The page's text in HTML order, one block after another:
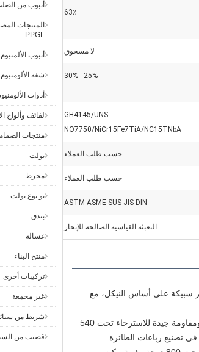
أنبوب من
PPGL
أنبوب الألمنيوم
شفة الألومنيوم
أدوات
لفائف وألواح
منتجات
بولت
مخرط
يو نوع بولت
بندق
غسالة
منتج البناء
تركيبات أخرى
غير مجمعة
شريط من
قضيب من
63٪
لا مسحوق
25% - 30%
GH4145/UNS
NO7750/NiCr15Fe7TiA/NC15TNbA
حسب طلب العملاء
حسب طلب العملاء
ASTM ASME SUS JIS DIN
التعبئة القياسية الصالحة للإبحار